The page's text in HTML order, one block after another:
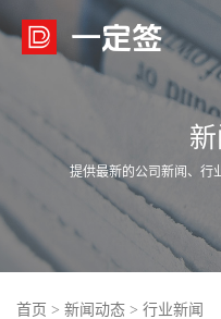

提供最新的公司新闻、行
首页 > 新闻动态 > 行业新闻